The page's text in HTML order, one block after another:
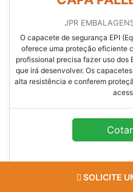
oferece uma proteção eficiente
profissional precisa fazer uso dos
que irá desenvolver. Os
alta resistência e conferem
SOLICITE